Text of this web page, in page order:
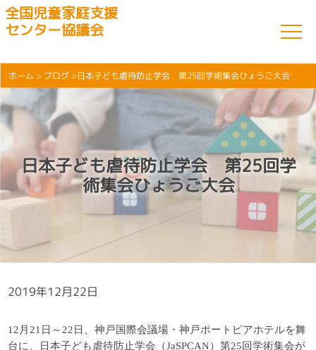
全国児童家庭支援
センター協議会
ホーム > ブログ>日本子ども虐待防止学会 第25回学術集会ひょうご大会
日本子ども虐待防止学会 第25回学
術集会ひょうご大会
2019年12月22日
12 月 21 日～ 22 日、神戸国際会議場・神戸ポートピアホテルを舞
台に、日本子ども虐待防止学会（JaSPCAN）第25回学術集会が